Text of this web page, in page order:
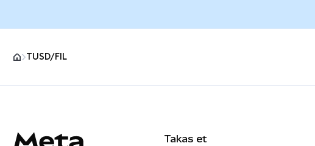
TUSD/FIL
Takas et